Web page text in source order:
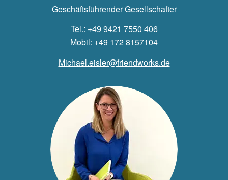
Geschäftsführender Gesellschafter
Tel.: +49 9421 7550 406
Mobil: +49 172 8157104
Michael.eisler@friendworks.de